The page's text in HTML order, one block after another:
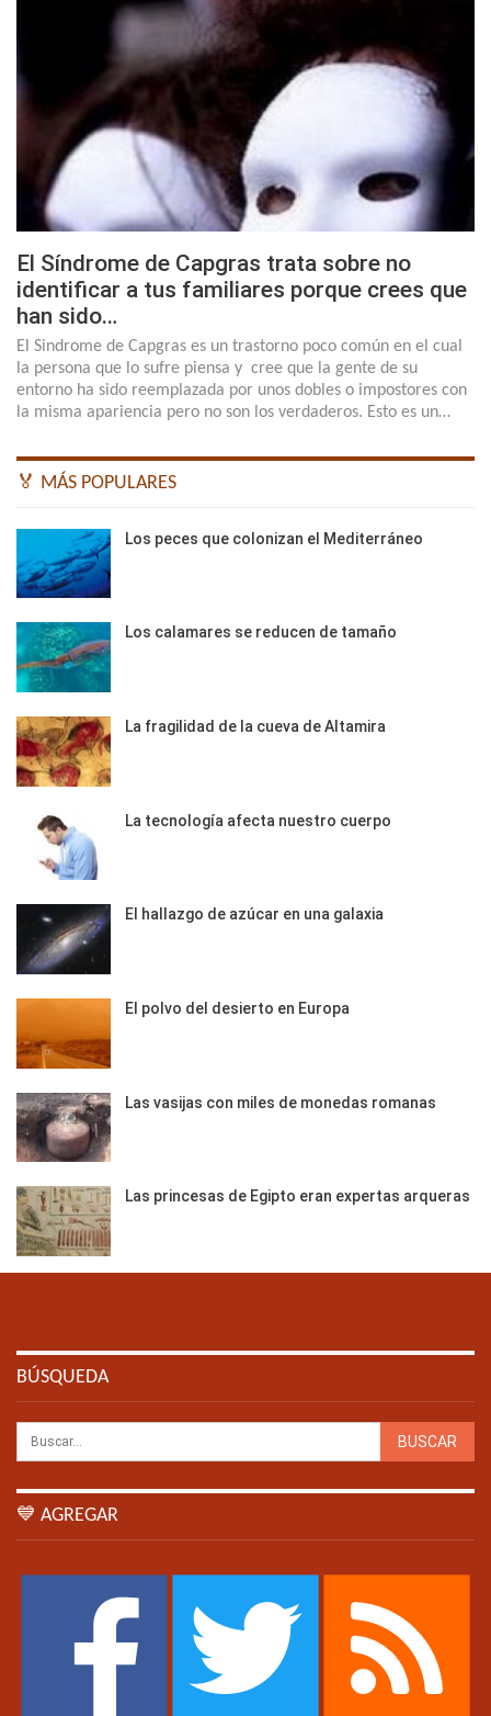
El Síndrome de Capgras trata sobre no
identificar a tus familiares porque crees que
han sido…
El Sindrome de Capgras es un trastorno poco común en el cual
la persona que lo sufre piensa y cree que la gente de su
entorno ha sido reemplazada por unos dobles o impostores con
la misma apariencia pero no son los verdaderos. Esto es un…
🏅 MÁS POPULARES
Los peces que colonizan el Mediterráneo
Los calamares se reducen de tamaño
La fragilidad de la cueva de Altamira
La tecnología afecta nuestro cuerpo
El hallazgo de azúcar en una galaxia
El polvo del desierto en Europa
Las vasijas con miles de monedas romanas
Las princesas de Egipto eran expertas arqueras
BÚSQUEDA
💙 AGREGAR